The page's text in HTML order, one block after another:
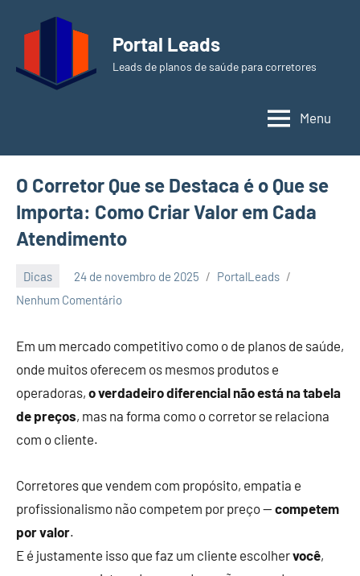
conteúdo
Portal Leads
Leads de planos de saúde para corretores
Menu
O Corretor Que se Destaca é o Que se
Importa: Como Criar Valor em Cada
Atendimento
Dicas 24 de novembro de 2025
PortalLeads
Nenhum Comentário
Em um mercado competitivo como o de planos de saúde,
onde muitos oferecem os mesmos produtos e
operadoras, o verdadeiro diferencial não está na tabela
de preços, mas na forma como o corretor se relaciona
com o cliente.
Corretores que vendem com propósito, empatia e
profissionalismo não competem por preço — competem
por valor.
E é justamente isso que faz um cliente escolhervocê,